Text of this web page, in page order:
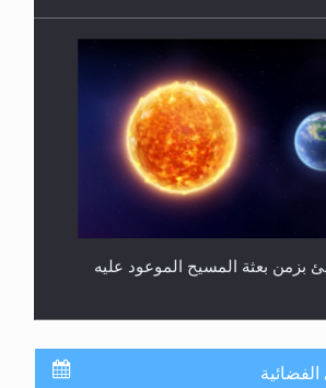
بزمن بعثة المسيح الموعود عليه